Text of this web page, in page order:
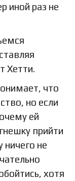
иной раз не
Хетти.
что
но если
ей
прийти
ничего не
хотя